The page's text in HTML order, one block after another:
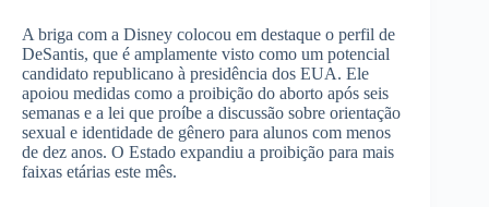
A briga com a Disney colocou em destaque o perfil de
DeSantis, que é amplamente visto como um potencial
candidato republicano à presidência dos EUA. Ele
apoiou medidas como a proibição do aborto após seis
semanas e a lei que proíbe a discussão sobre orientação
sexual e identidade de gênero para alunos com menos
de dez anos. O Estado expandiu a proibição para mais
faixas etárias este mês.